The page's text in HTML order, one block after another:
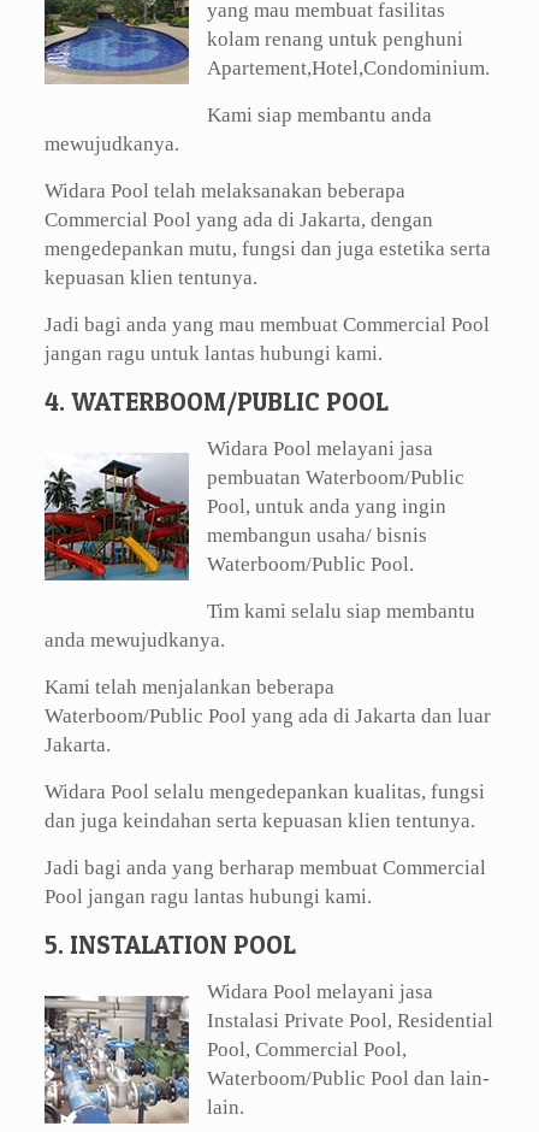
yang mau membuat fasilitas
kolam renang untuk penghuni
Apartement,Hotel,Condominium.
Kami siap membantu anda
mewujudkanya.
Widara Pool telah melaksanakan beberapa
Commercial Pool yang ada di Jakarta, dengan
mengedepankan mutu, fungsi dan juga estetika serta
kepuasan klien tentunya.
Jadi bagi anda yang mau membuat Commercial Pool
jangan ragu untuk lantas hubungi kami.
4. WATERBOOM/PUBLIC POOL
Widara Pool melayani jasa
pembuatan Waterboom/Public
Pool, untuk anda yang ingin
membangun usaha/ bisnis
Waterboom/Public Pool.
Tim kami selalu siap membantu
anda mewujudkanya.
Kami telah menjalankan beberapa
Waterboom/Public Pool yang ada di Jakarta dan luar
Jakarta.
Widara Pool selalu mengedepankan kualitas, fungsi
dan juga keindahan serta kepuasan klien tentunya.
Jadi bagi anda yang berharap membuat Commercial
Pool jangan ragu lantas hubungi kami.
5. INSTALATION POOL
Widara Pool melayani jasa
Instalasi Private Pool, Residential
Pool, Commercial Pool,
Waterboom/Public Pool dan lain-
lain.